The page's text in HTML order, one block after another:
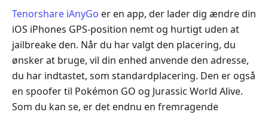
Tenorshare iAnyGo er en app, der lader dig ændre din
iOS iPhones GPS-position nemt og hurtigt uden at
jailbreake den. Når du har valgt den placering, du
ønsker at bruge, vil din enhed anvende den adresse,
du har indtastet, som standardplacering. Den er også
en spoofer til Pokémon GO og Jurassic World Alive.
Som du kan se, er det endnu en fremragende